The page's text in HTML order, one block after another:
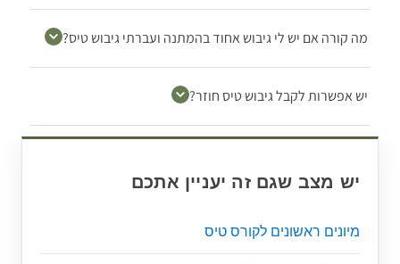
מה קורה אם יש לי גיבוש אחוד בהמתנה ועברתי גיבוש טיס?
יש אפשרות לקבל גיבוש טיס חוזר?
יש מצב שגם זה יעניין אתכם
מיונים ראשונים לקורס טיס